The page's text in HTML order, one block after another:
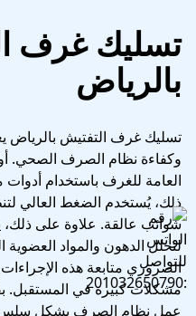
تسليك غرف
بالرياض
تسليك غرف التفتيش بالرياض
وكفاءة نظام الصرف الصحي.
العامة للغرف باستخدام أدوات
ذلك، يُستخدم الضغط العالي
شوائب عالقة. علاوة على ذلك،
لتحلل الدهون والمواد
الضروري متابعة هذه
مشكلات كبيرة في المستقبل.
عمل نظام الصرف بشكل